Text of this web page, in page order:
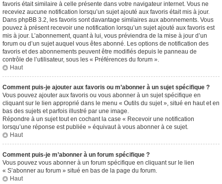
favoris était similaire à celle présente dans votre navigateur internet. Vous ne
receviez aucune notification lorsqu’un sujet ajouté aux favoris était mis à jour.
Dans phpBB 3.2, les favoris sont davantage similaires aux abonnements. Vous
pouvez à présent recevoir une notification lorsqu’un sujet ajouté aux favoris est
mis à jour. L’abonnement, quant à lui, vous préviendra de la mise à jour d’un
forum ou d’un sujet auquel vous êtes abonné. Les options de notification des
favoris et des abonnements peuvent être modifiés depuis le panneau de
contrôle de l’utilisateur, sous les « Préférences du forum ».
Haut
Comment puis-je ajouter aux favoris ou m’abonner à un sujet spécifique ?
Vous pouvez ajouter aux favoris ou vous abonner à un sujet spécifique en
cliquant sur le lien approprié dans le menu « Outils du sujet », situé en haut et en
bas des sujets et parfois illustré par une image.
Répondre à un sujet tout en cochant la case « Recevoir une notification
lorsqu’une réponse est publiée » équivaut à vous abonner à ce sujet.
Haut
Comment puis-je m’abonner à un forum spécifique ?
Vous pouvez vous abonner à un forum spécifique en cliquant sur le lien
« S’abonner au forum » situé en bas de la page du forum.
Haut